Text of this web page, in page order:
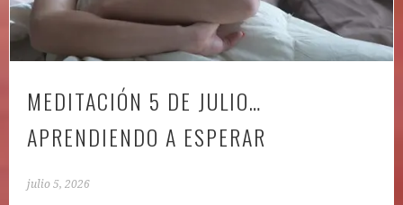
MEDITACIÓN 5 DE JULIO…
APRENDIENDO A ESPERAR
julio 5, 2026